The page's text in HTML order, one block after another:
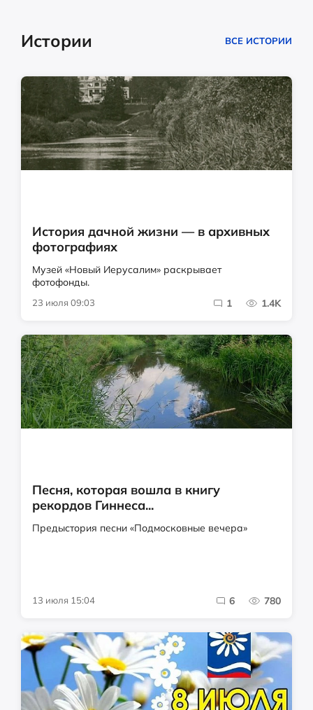
Истории ВСЕ ИСТОРИИ
История дачной жизни — в архивных
фотографиях
Музей «Новый Иерусалим» раскрывает
фотофонды.
23 июля 09:03 1 1.4K
Песня, которая вошла в книгу
рекордов Гиннеса...
Предыстория песни «Подмосковные вечера»
13 июля 15:04 6 780